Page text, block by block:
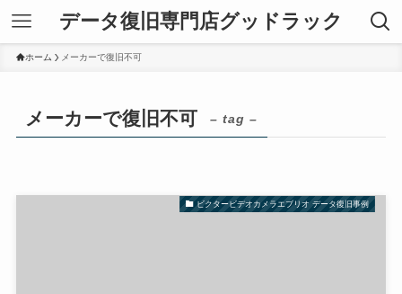
データ復旧専門店グッドラック
ホーム メーカーで復旧不可
メーカーで復旧不可 – tag –
ビクタービデオカメラエブリオ データ復旧事例